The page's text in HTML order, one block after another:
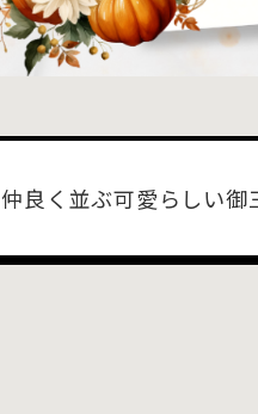
仲良く並ぶ可愛らしい